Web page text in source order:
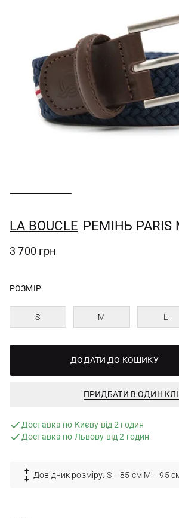
LA BOUCLE РЕМIНЬ PARIS
3 700 грн
РОЗМІР
S M L
ДОДАТИ ДО КОШИКУ
ПРИДБАТИ В ОДИН
Доставка по Києву від 2 годин
Доставка по Львову від 2 годин
Довідник розміру: S = 85 см M = 95